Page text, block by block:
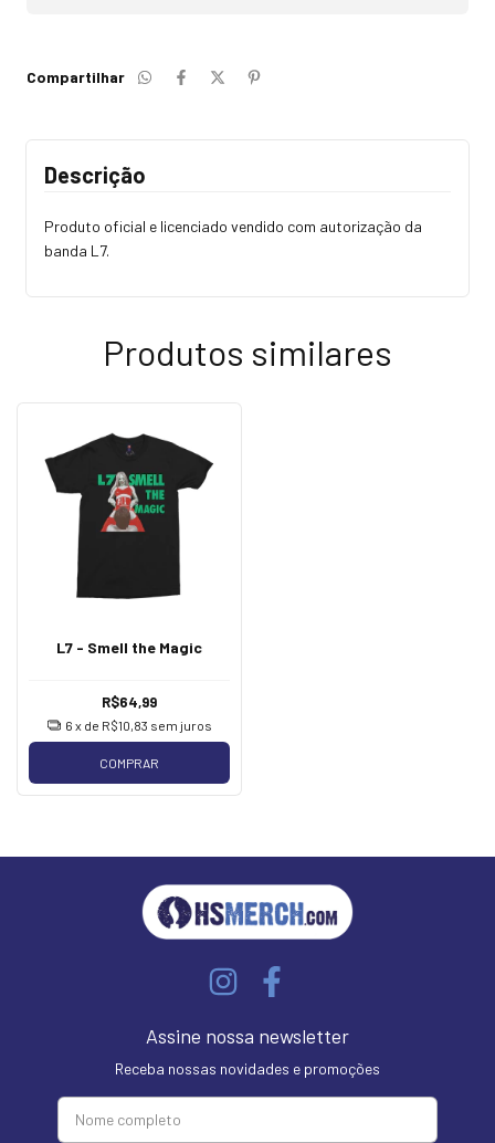
Compartilhar
Descrição
Produto oficial e licenciado vendido com autorização da
banda L7.
Produtos similares
L7 - Smell the Magic
R$64,99
6 x de R$10,83 sem juros
COMPRAR
Assine nossa newsletter
Receba nossas novidades e promoções